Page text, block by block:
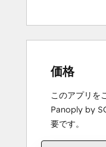
価格
このアプリを
Panoply by
要です。